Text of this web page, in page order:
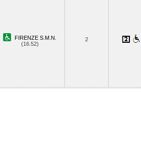
FIRENZE S.M.N.
(16.52)
2